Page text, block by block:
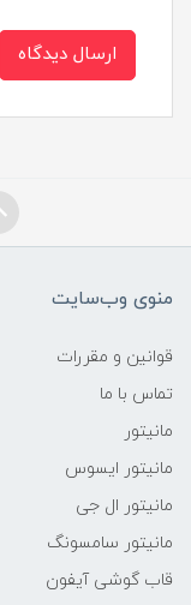
ارسال دیدگاه
منوی وب‌سایت
قوانین و مقررات
تماس با ما
مانیتور
مانیتور ایسوس
مانیتور ال جی
مانیتور سامسونگ
قاب گوشی آیفون